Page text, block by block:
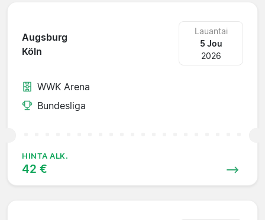
Augsburg
Köln
Lauantai
5 Jou
2026
WWK Arena
Bundesliga
HINTA ALK.
42 €